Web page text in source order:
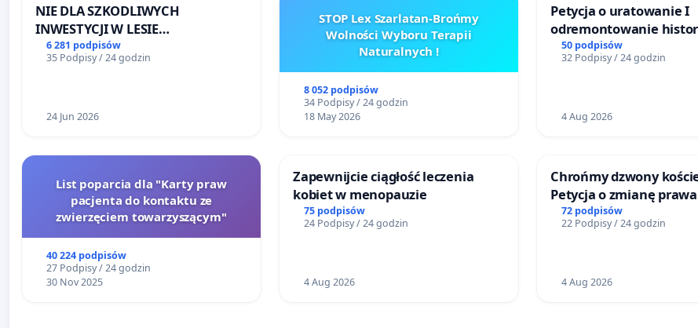
NIE DLA SZKODLIWYCH
INWESTYCJI W LESIE
ŁAGIEWNICKIM I ARTURÓWKU
6 281 podpisów
35 Podpisy / 24 godzin
24 Jun 2026
STOP Lex Szarlatan-Brońmy
Wolności Wyboru Terapii
Naturalnych !
8 052 podpisów
34 Podpisy / 24 godzin
18 May 2026
Petycja o uratowanie I
odremontowanie
Lokomotywy sm42-914
50 podpisów
32 Podpisy / 24 godzin
4 Aug 2026
List poparcia dla "Karty praw
pacjenta do kontaktu ze
zwierzęciem towarzyszącym"
40 224 podpisów
27 Podpisy / 24 godzin
30 Nov 2025
Zapewnijcie ciągłość leczenia
kobiet w menopauzie
75 podpisów
24 Podpisy / 24 godzin
4 Aug 2026
Chrońmy dzwony
Petycja o zmianę prawa
72 podpisów
22 Podpisy / 24 godzin
4 Aug 2026